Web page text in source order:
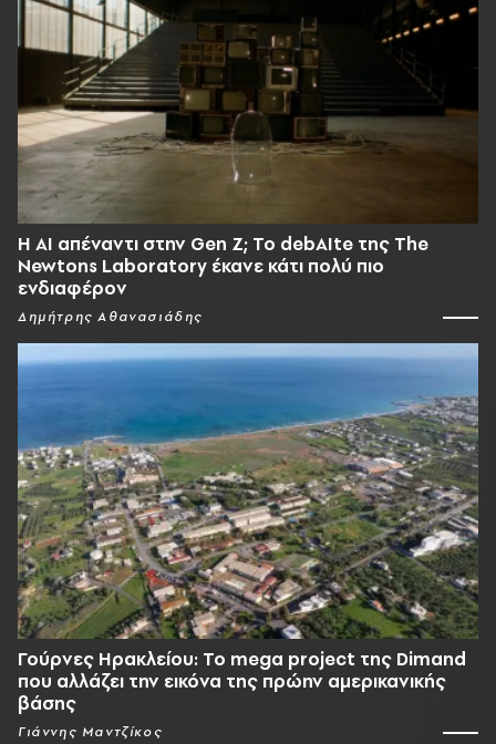
Η AI απέναντι στην Gen Z; Το debAIte της The
Newtons Laboratory έκανε κάτι πολύ πιο
ενδιαφέρον
Δημήτρης Αθανασιάδης
Γούρνες Ηρακλείου: To mega project της Dimand
που αλλάζει την εικόνα της πρώην αμερικανικής
βάσης
Γιάννης Μαντζίκος